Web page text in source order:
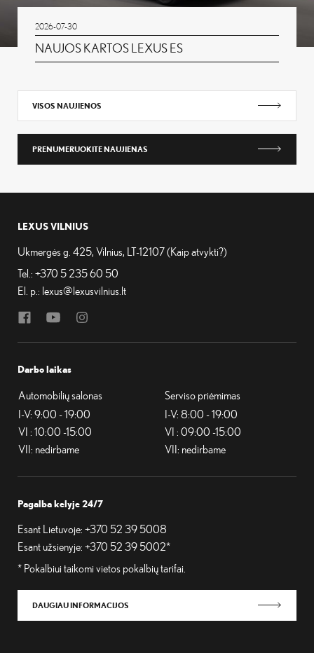
2026-07-30
NAUJOS KARTOS LEXUS ES
VISOS NAUJIENOS
PRENUMERUOKITE NAUJIENAS
LEXUS VILNIUS
Ukmergės g. 425, Vilnius, LT-12107 (Kaip atvykti?)
Tel.:+370 5 235 60 50
El. p.: lexus@lexusvilnius.lt
Darbo laikas
Automobilių salonas
I-V: 9:00 - 19:00
VI : 10:00 -15:00
VII: nedirbame
Serviso priėmimas
I-V: 8:00 - 19:00
VI : 09:00 -15:00
VII: nedirbame
Pagalba kelyje 24/7
Esant Lietuvoje:+370 52 39 5008
Esant užsienyje:+370 52 39 5002*
* Pokalbiui taikomi vietos pokalbių tarifai.
DAUGIAU INFORMACIJOS